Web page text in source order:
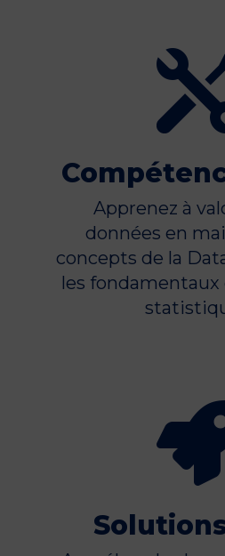
Apprenez à
données en
concepts de la
les